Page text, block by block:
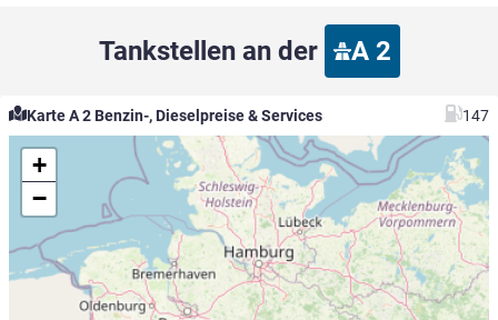
Tankstellen an der A 2
Karte A 2 Benzin-, Dieselpreise & Services 147
+
−